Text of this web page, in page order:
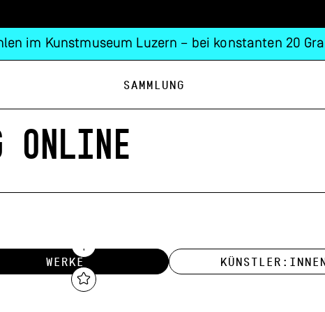
im Kunstmuseum Luzern – bei konstanten 20
Sammlung
ONLINE
WERKE